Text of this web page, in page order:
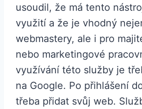
usoudil, že má tento
využití a že je vhodný
webmastery, ale i pro
nebo marketingové
využívání této služby je
na Google. Po přihlášení
třeba přidat svůj web.